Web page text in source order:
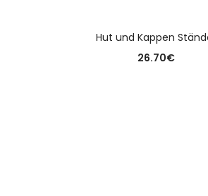
Hut und Kappen
26.70€